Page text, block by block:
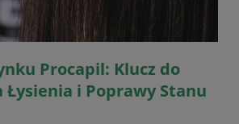
Procapil: Klucz do
Łysienia i Poprawy Stanu